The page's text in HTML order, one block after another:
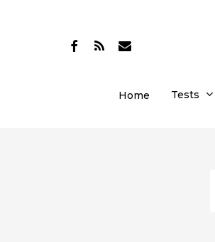
facebook
RSS email
Home Tests